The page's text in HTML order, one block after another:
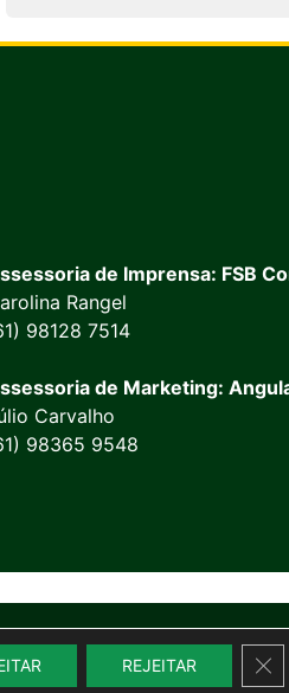
de Imprensa: FSB
Rangel
98128 7514
de Marketing:
Carvalho
98365 9548
REJEITAR